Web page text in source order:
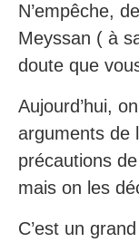
N’empêche,
Meyssan ( à
doute que
Aujourd’hui,
arguments de
précautions
mais on les
C’est un